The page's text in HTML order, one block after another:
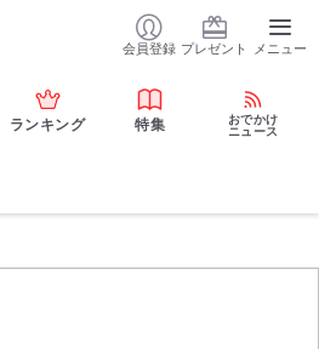
会員登録 プレゼント メニュー
ランキング 特集
おでかけ
ニュース